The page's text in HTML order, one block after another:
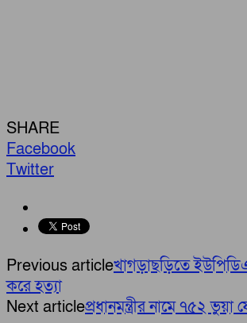
SHARE
Facebook
Twitter
Previous articleখাগড়াছড়িতে
করে হত্যা
Next articleপ্রধানমন্ত্রীর নামে ৭৫২